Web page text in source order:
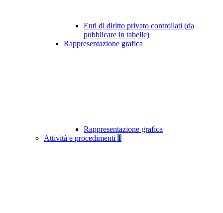
Enti di diritto privato controllati (da
pubblicare in tabelle)
Rappresentazione grafica
Rappresentazione grafica
Attività e procedimenti 1